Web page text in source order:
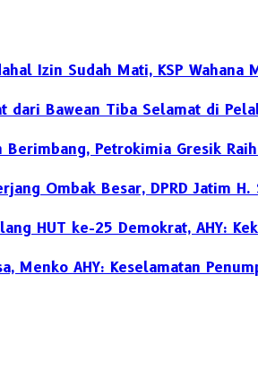
Izin Sudah Mati, KSP Wahana
dari Bawean Tiba Selamat di
Petrokimia Gresik
Ombak Besar, DPRD Jatim
HUT ke-25 Demokrat, AHY:
Menko AHY: Keselamatan